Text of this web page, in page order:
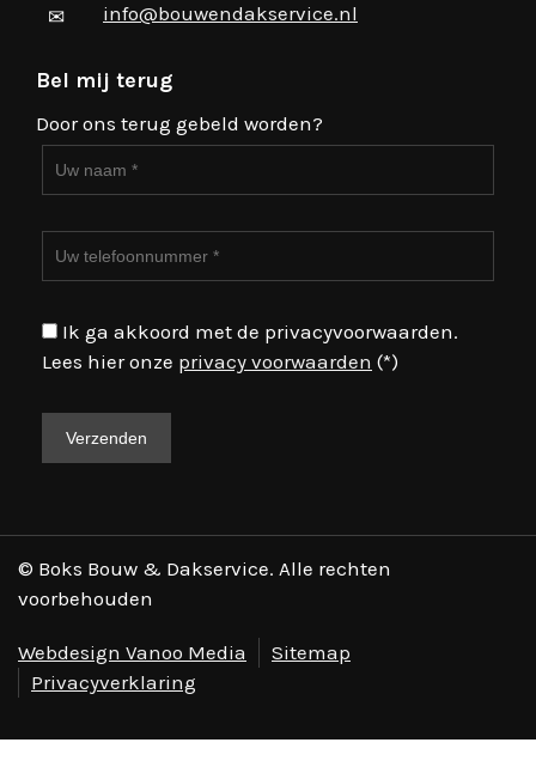
info@bouwendakservice.nl
Bel mij terug
Door ons terug gebeld worden?
Ik ga akkoord met de privacyvoorwaarden.
Lees hier onze privacy voorwaarden (*)
© Boks Bouw & Dakservice. Alle rechten
voorbehouden
Webdesign Vanoo Media
Sitemap
Privacyverklaring